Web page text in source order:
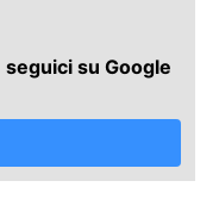
seguici su Google